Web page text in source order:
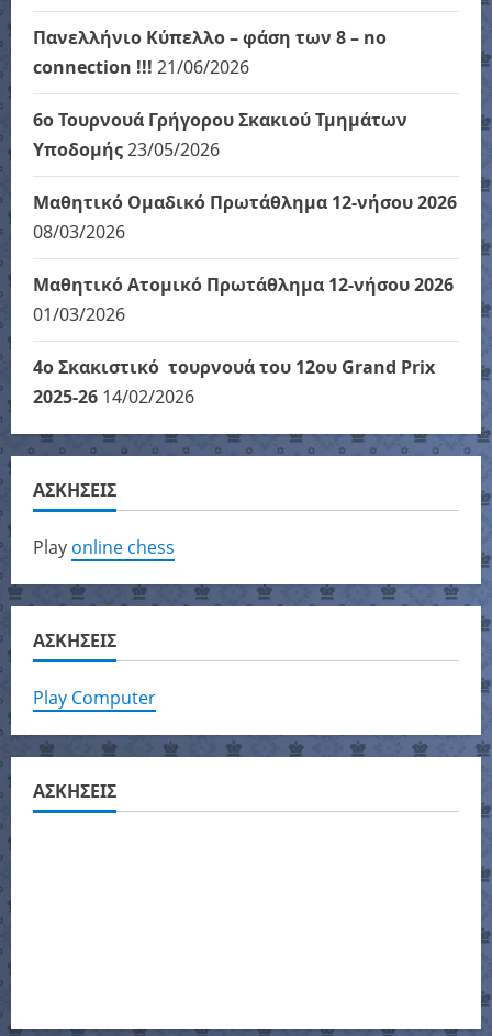
Πανελλήνιο Κύπελλο – φάση των 8 – no
connection !!! 21/06/2026
6ο Τουρνουά Γρήγορου Σκακιού Τμημάτων
Υποδομής23/05/2026
Μαθητικό Ομαδικό Πρωτάθλημα 12-νήσου 2026
08/03/2026
Μαθητικό Ατομικό Πρωτάθλημα 12-νήσου 2026
01/03/2026
4ο Σκακιστικό τουρνουά του 12ου Grand Prix
2025-26 14/02/2026
ΑΣΚΗΣΕΙΣ
Play online chess
ΑΣΚΗΣΕΙΣ
Play Computer
ΑΣΚΗΣΕΙΣ